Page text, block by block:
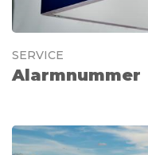
SERVICE
Alarmnummer